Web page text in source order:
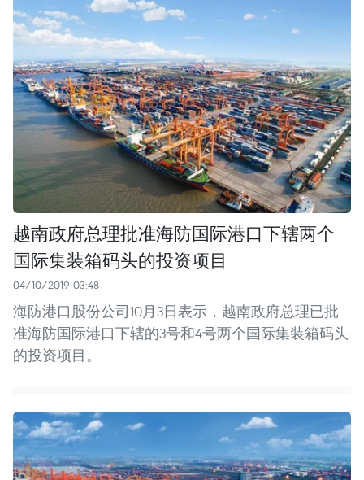
越南政府总理批准海防国际港口下辖两个
国际集装箱码头的投资项目
04/10/2019 03:48
海防港口股份公司10月3日表示，越南政府总理已批
准海防国际港口下辖的3号和4号两个国际集装箱码头
的投资项目。